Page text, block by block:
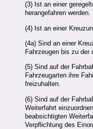
(3) Ist an einer
herangefahren werden.
(4) Ist an einer
(4a) Sind an einer
Fahrzeugen bis zu der
(5) Sind auf der
Fahrzeugarten ihre
freizuhalten.
(6) Sind auf der
Weiterfahrt
beabsichtigten
Verpflichtung des